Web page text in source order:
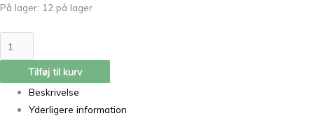
På lager: 12 på lager
Tilføj til kurv
Beskrivelse
Yderligere information